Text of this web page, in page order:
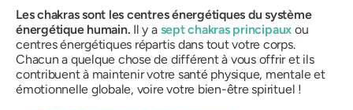
Les chakras sont les centres énergétiques du système
énergétique humain. Il y a sept chakras principaux ou
centres énergétiques répartis dans tout votre corps.
Chacun a quelque chose de différent à vous offrir et ils
contribuent à maintenir votre santé physique, mentale et
émotionnelle globale, voire votre bien-être spirituel !